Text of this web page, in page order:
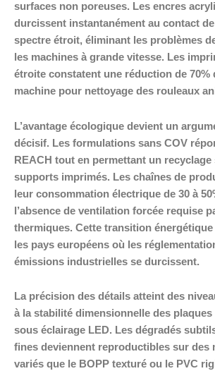
surfaces non poreuses. Les encres
durcissent instantanément au contact
spectre étroit, éliminant les problèmes
les machines à grande vitesse. Les
étroite constatent une réduction de 70%
machine pour nettoyage des rouleaux
L’avantage écologique devient un
décisif. Les formulations sans COV
REACH tout en permettant un
supports imprimés. Les chaînes de
leur consommation électrique de 30 à
l’absence de ventilation forcée requise
thermiques. Cette transition énergétique
les pays européens où les
émissions industrielles se durcissent.
La précision des détails atteint des
à la stabilité dimensionnelle des
sous éclairage LED. Les dégradés
fines deviennent reproductibles sur des
variés que le BOPP texturé ou le PVC